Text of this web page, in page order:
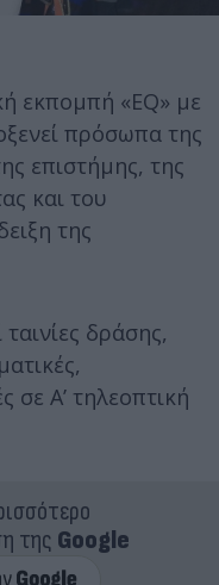
εκπομπή «EQ» με
πρόσωπα της
επιστήμης, της
και του
της
δράσης,
σε Α’ τηλεοπτική
της Google